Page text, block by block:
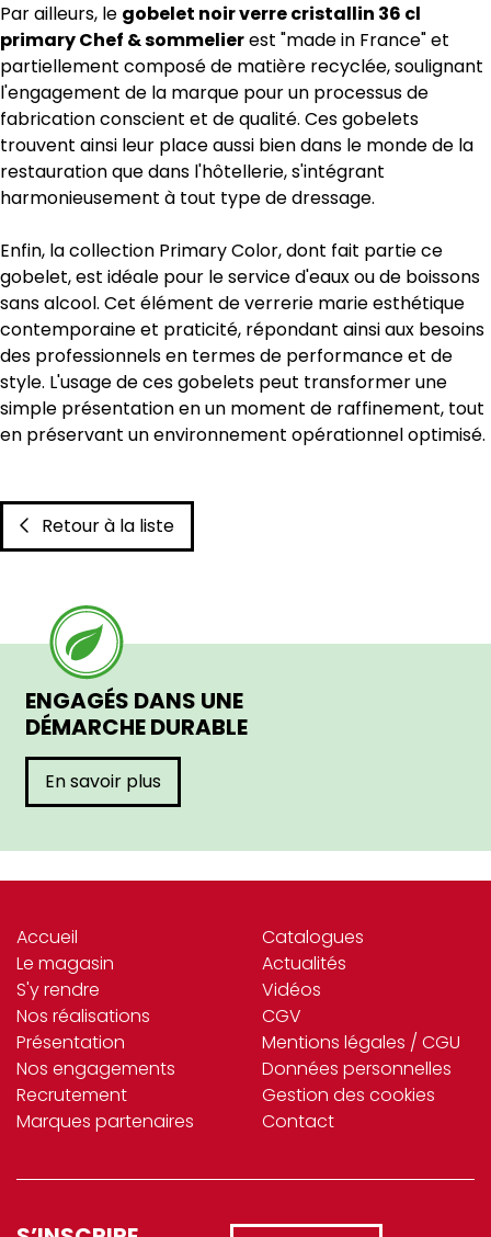
Par ailleurs, le gobelet noir verre cristallin 36 cl
primary Chef & sommelierest "made in France" et
partiellement composé de matière recyclée, soulignant
l'engagement de la marque pour un processus de
fabrication conscient et de qualité. Ces gobelets
trouvent ainsi leur place aussi bien dans le monde de la
restauration que dans l'hôtellerie, s'intégrant
harmonieusement à tout type de dressage.
Enfin, la collection Primary Color, dont fait partie ce
gobelet, est idéale pour le service d'eaux ou de boissons
sans alcool. Cet élément de verrerie marie esthétique
contemporaine et praticité, répondant ainsi aux besoins
des professionnels en termes de performance et de
style. L'usage de ces gobelets peut transformer une
simple présentation en un moment de raffinement, tout
en préservant un environnement opérationnel optimisé.
Retour à la liste
ENGAGÉS DANS UNE
DÉMARCHE DURABLE
En savoir plus
Accueil
Le magasin
S'y rendre
Nos réalisations
Présentation
Nos engagements
Recrutement
Marques partenaires
Catalogues
Actualités
Vidéos
CGV
Mentions légales / CGU
Données personnelles
Gestion des cookies
Contact